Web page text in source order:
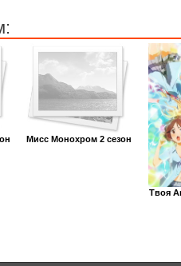
Мисс Монохром 2 сезон
Твоя